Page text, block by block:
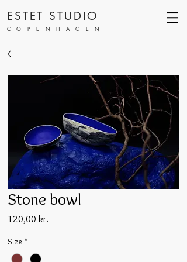
ESTET STUDIO
COPENHAGEN
Stone bowl
120,00 kr.
Size *